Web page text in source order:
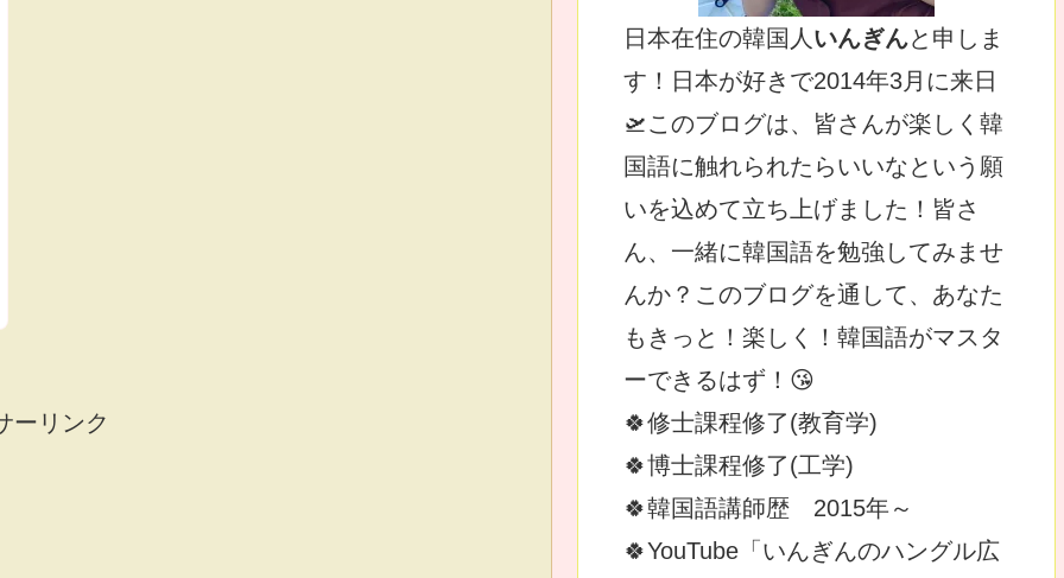
ーリンク
日本在住の韓国人 いんぎんと申しま
す！日本が好きで2014年3月に来日
🛫このブログは、皆さんが楽しく韓
国語に触れられたらいいなという願
いを込めて立ち上げました！皆さ
ん、一緒に韓国語を勉強してみませ
んか？このブログを通して、あなた
もきっと！楽しく！韓国語がマスタ
ーできるはず！😘
🍀修士課程修了(教育学)
🍀博士課程修了(工学)
🍀韓国語講師歴 2015年～
🍀YouTube「いんぎんのハングル広